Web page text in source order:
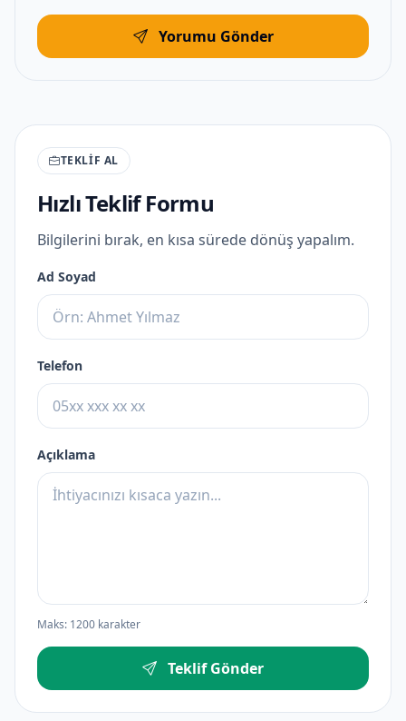
Yorumu Gönder
TEKLIF AL
Hızlı Teklif Formu
Bilgilerini bırak, en kısa sürede dönüş yapalım.
Ad Soyad
Telefon
Açıklama
Maks: 1200 karakter
Teklif Gönder